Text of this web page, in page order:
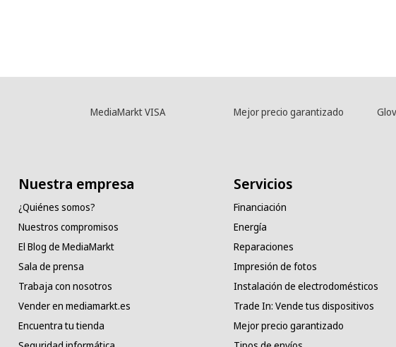
MediaMarkt VISA Mejor precio garantizado
Nuestra empresa
¿Quiénes somos?
Nuestros compromisos
El Blog de MediaMarkt
Sala de prensa
Trabaja con nosotros
Vender en mediamarkt.es
Encuentra tu tienda
Servicios
Financiación
Energía
Reparaciones
Impresión de fotos
Instalación de electrodomésticos
Trade In: Vende tus dispositivos
Mejor precio garantizado